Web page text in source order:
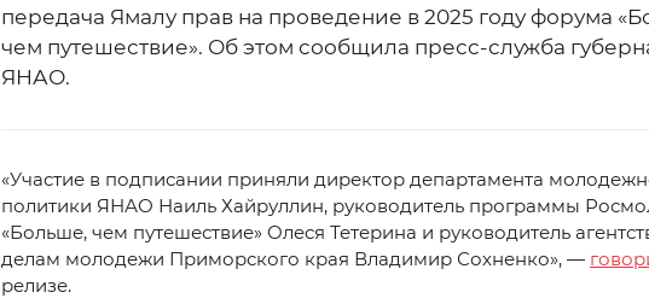
передача Ямалу прав на проведение в 2025 году форума
чем путешествие». Об этом сообщила пресс-служба
ЯНАО.
«Участие в подписании приняли директор департамента
политики ЯНАО Наиль Хайруллин, руководитель программы
«Больше, чем путешествие» Олеся Тетерина и руководитель
делам молодежи Приморского края Владимир Сохненко», —
релизе.